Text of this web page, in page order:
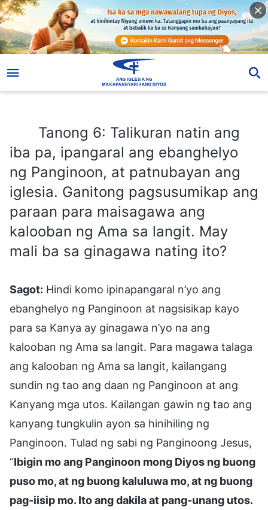
Tanong 6: Talikuran natin ang
iba pa, ipangaral ang ebanghelyo
ng Panginoon, at patnubayan ang
iglesia. Ganitong pagsusumikap ang
paraan para maisagawa ang
kalooban ng Ama sa langit. May
mali ba sa ginagawa nating ito?
Sagot: Hindi komo ipinapangaral n’yo ang
ebanghelyo ng Panginoon at nagsisikap kayo
para sa Kanya ay ginagawa n’yo na ang
kalooban ng Ama sa langit. Para magawa talaga
ang kalooban ng Ama sa langit, kailangang
sundin ng tao ang daan ng Panginoon at ang
Kanyang mga utos. Kailangan gawin ng tao ang
kanyang tungkulin ayon sa hinihiling ng
Panginoon. Tulad ng sabi ng Panginoong Jesus,
“Ibigin mo ang Panginoon mong Diyos ng buong
puso mo, at ng buong kaluluwa mo, at ng buong
pag-iisip mo. Ito ang dakila at pang-unang utos.